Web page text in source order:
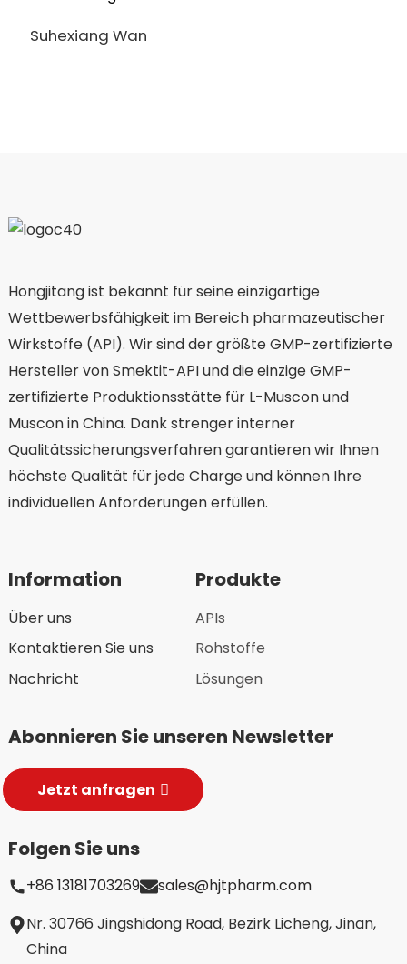
Suhexiang Wan
Hongjitang ist bekannt für seine einzigartige
Wettbewerbsfähigkeit im Bereich pharmazeutischer
Wirkstoffe (API). Wir sind der größte GMP-zertifizierte
Hersteller von Smektit-API und die einzige GMP-
zertifizierte Produktionsstätte für L-Muscon und
Muscon in China. Dank strenger interner
Qualitätssicherungsverfahren garantieren wir Ihnen
höchste Qualität für jede Charge und können Ihre
individuellen Anforderungen erfüllen.
Information
Über uns
Kontaktieren Sie uns
Nachricht
Produkte
APIs
Rohstoffe
Lösungen
Abonnieren Sie unseren Newsletter
Jetzt anfragen
Folgen Sie uns
+86 13181703269
sales@hjtpharm.com
Nr. 30766 Jingshidong Road, Bezirk Licheng, Jinan,
China